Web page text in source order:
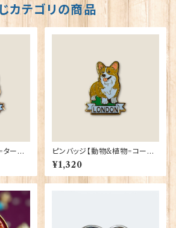
カテゴリの商品
タータ
ピンバッジ【動物&植物=コーギ
ーロンドン】Tradition 90040
-T1335
¥1,320